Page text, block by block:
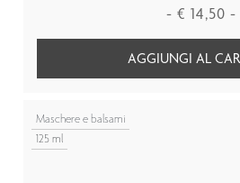
- € 14,50 -
AGGIUNGI AL
Maschere e balsami
125 ml